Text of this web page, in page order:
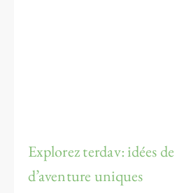
Explorez terdav: idées
d’aventure uniques